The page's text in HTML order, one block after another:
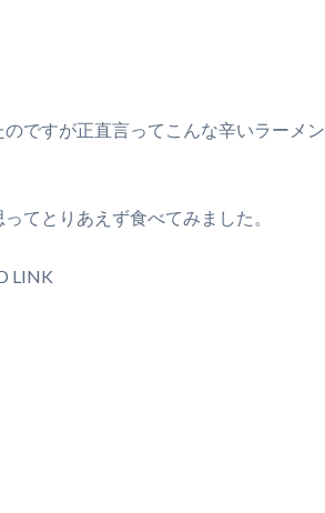
ですが正直言ってこんな辛いラーメン
てとりあえず食べてみました。
LINK